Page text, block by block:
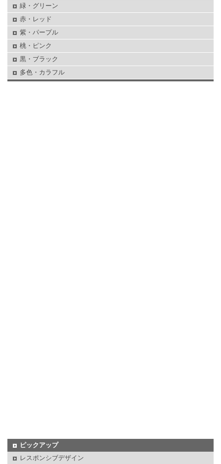
緑・グリーン
赤・レッド
紫・パープル
桃・ピンク
黒・ブラック
多色・カラフル
ピックアップ
レスポンシブデザイン